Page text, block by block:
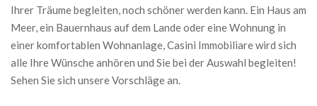
Ihrer Träume begleiten, noch schöner werden kann. Ein Haus am
Meer, ein Bauernhaus auf dem Lande oder eine Wohnung in
einer komfortablen Wohnanlage, Casini Immobiliare wird sich
alle Ihre Wünsche anhören und Sie bei der Auswahl begleiten!
Sehen Sie sich unsere Vorschläge an.